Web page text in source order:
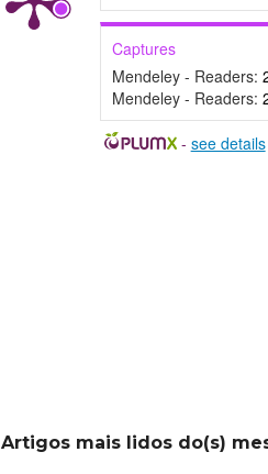
Captures
Mendeley - Readers:
Mendeley - Readers:
- see details
Artigos mais lidos do(s)